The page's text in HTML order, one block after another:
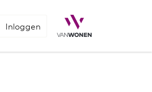
Inloggen